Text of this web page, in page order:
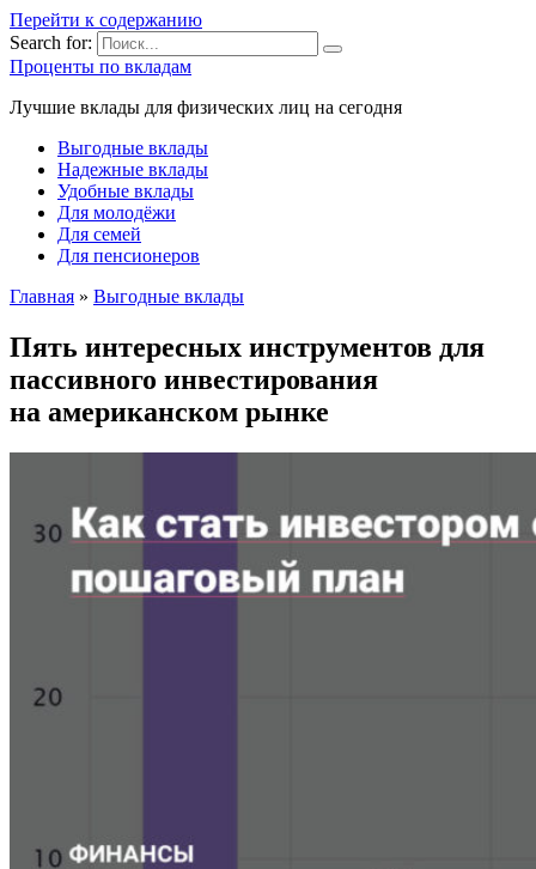
Перейти к содержанию
Search for:
Проценты по вкладам
Лучшие вклады для физических лиц на сегодня
Выгодные вклады
Надежные вклады
Удобные вклады
Для молодёжи
Для семей
Для пенсионеров
Главная » Выгодные вклады
Пять интересных инструментов для
пассивного инвестирования
на американском рынке